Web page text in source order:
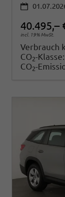
40.495,–
incl. 19% MwSt.
Verbrauch
CO2-Klasse:
CO2-